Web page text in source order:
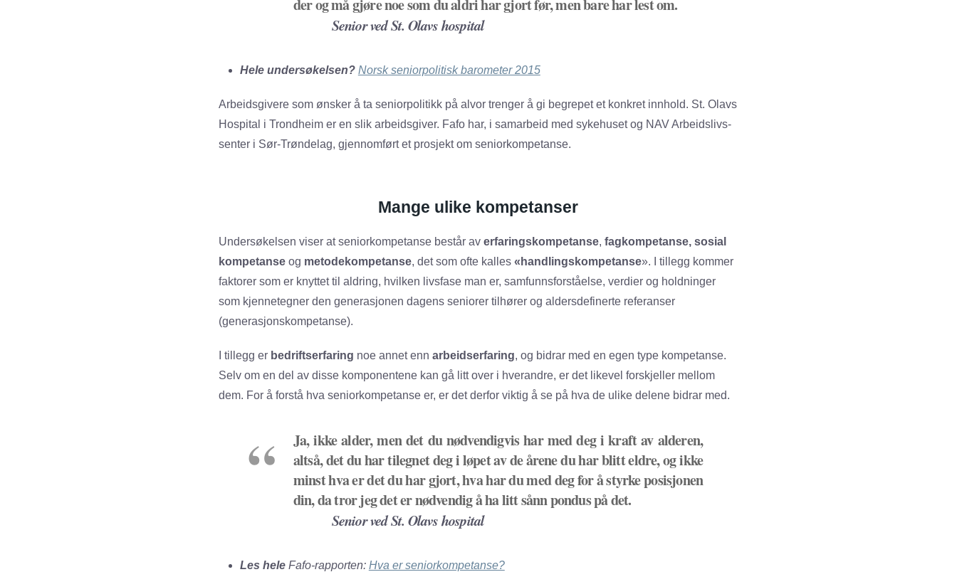
der og må gjøre noe som du aldri har gjort før, men bare har lest om.
Senior ved St. Olavs hospital
Hele undersøkelsen? Norsk seniorpolitisk barometer 2015
Arbeidsgivere som ønsker å ta seniorpolitikk på alvor trenger å gi begrepet et konkret innhold. St. Olavs
Hospital i Trondheim er en slik arbeidsgiver. Fafo har, i samarbeid med sykehuset og NAV Arbeidslivs­
senter i Sør-Trøndelag, gjennomført et prosjekt om seniorkompetanse.
Mange ulike kompetanser
Undersøkelsen viser at seniorkompetanse består av erfaringskompetanse, fagkompetanse, sosial
kompetanse og metodekompetanse, det som ofte kalles «handlingskompetanse». I tillegg kommer
faktorer som er knyttet til aldring, hvilken livsfase man er, samfunnsforståelse, verdier og holdninger
som kjennetegner den generasjonen dagens seniorer tilhører og aldersdefinerte referanser
(generasjonskompetanse).
I tillegg er bedriftserfaring noe annet enn arbeidserfaring, og bidrar med en egen type kompetanse.
Selv om en del av disse komponentene kan gå litt over i hverandre, er det likevel forskjeller mellom
dem. For å forstå hva seniorkompetanse er, er det derfor viktig å se på hva de ulike delene bidrar med.
Ja, ikke alder, men det du nødvendigvis har med deg i kraft av alderen,
altså, det du har tilegnet deg i løpet av de årene du har blitt eldre, og ikke
minst hva er det du har gjort, hva har du med deg for å styrke posisjonen
din, da tror jeg det er nødvendig å ha litt sånn pondus på det.
Senior ved St. Olavs hospital
Les heleFafo-rapporten: Hva er seniorkompetanse?